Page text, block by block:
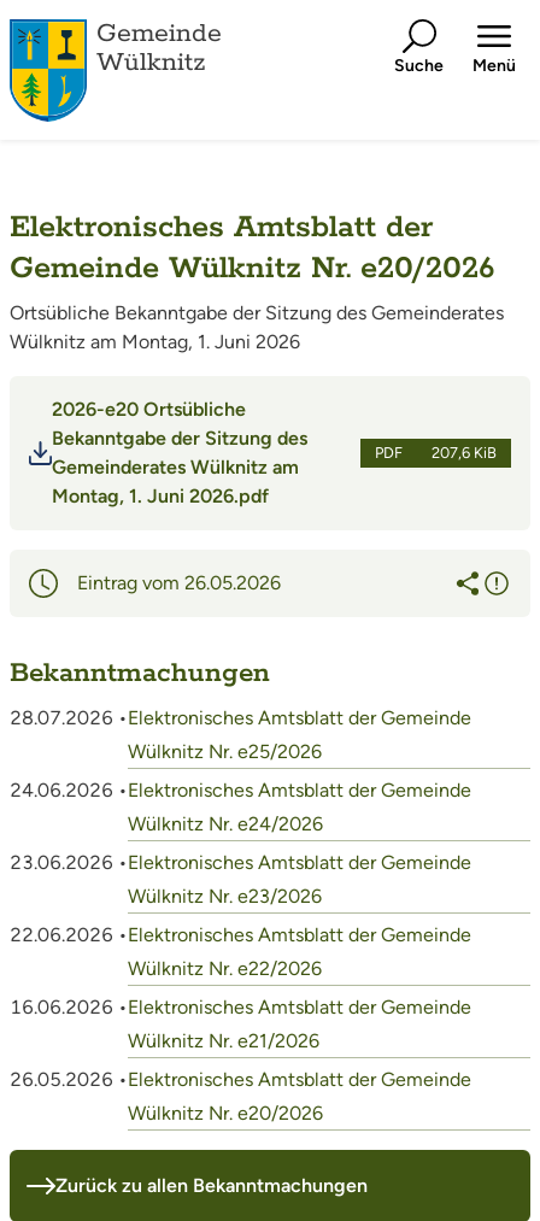
Gemeinde
Wülknitz
Suche Menü
Elektronisches Amtsblatt der
Gemeinde Wülknitz Nr. e20/2026
Ortsübliche Bekanntgabe der Sitzung des Gemeinderates
Wülknitz am Montag, 1. Juni 2026
2026-e20 Ortsübliche
Bekanntgabe der Sitzung des
Gemeinderates Wülknitz am
Montag, 1. Juni 2026.pdf
PDF 207,6 KiB
Eintrag vom 26.05.2026
Bekanntmachungen
28.07.2026 •Elektronisches Amtsblatt der Gemeinde
Wülknitz Nr. e25/2026
24.06.2026 •Elektronisches Amtsblatt der Gemeinde
Wülknitz Nr. e24/2026
23.06.2026 •Elektronisches Amtsblatt der Gemeinde
Wülknitz Nr. e23/2026
22.06.2026 •Elektronisches Amtsblatt der Gemeinde
Wülknitz Nr. e22/2026
16.06.2026 •Elektronisches Amtsblatt der Gemeinde
Wülknitz Nr. e21/2026
26.05.2026 •Elektronisches Amtsblatt der Gemeinde
Wülknitz Nr. e20/2026
Zurück zu allen Bekanntmachungen